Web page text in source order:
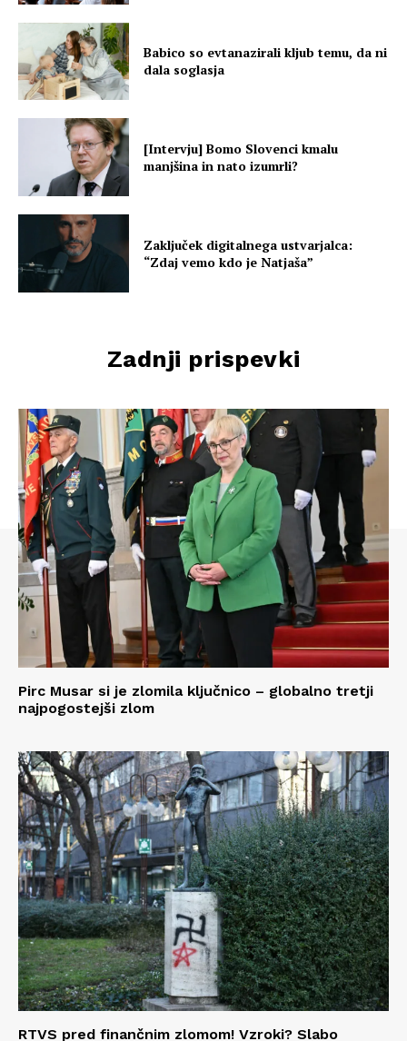
Babico so evtanazirali kljub temu, da ni
dala soglasja
[Intervju] Bomo Slovenci kmalu
manjšina in nato izumrli?
Zaključek digitalnega ustvarjalca:
“Zdaj vemo kdo je Natjaša”
Zadnji prispevki
Pirc Musar si je zlomila ključnico – globalno tretji
najpogostejši zlom
RTVS pred finančnim zlomom! Vzroki? Slabo